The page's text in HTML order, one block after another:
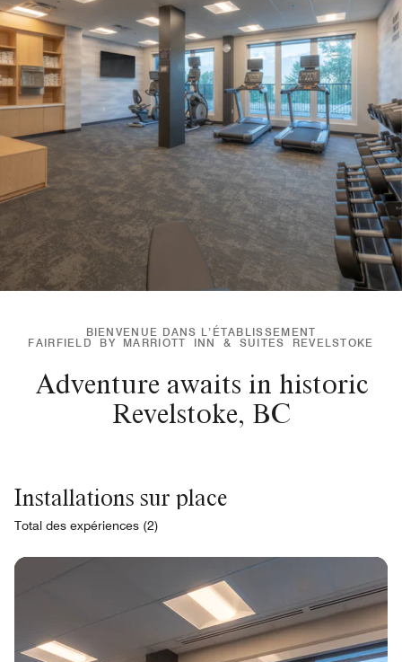
BIENVENUE DANS L’ÉTABLISSEMENT
FAIRFIELD BY MARRIOTT INN & SUITES REVELSTOKE
Adventure awaits in historic
Revelstoke, BC
Installations sur place
Total des expériences (2)